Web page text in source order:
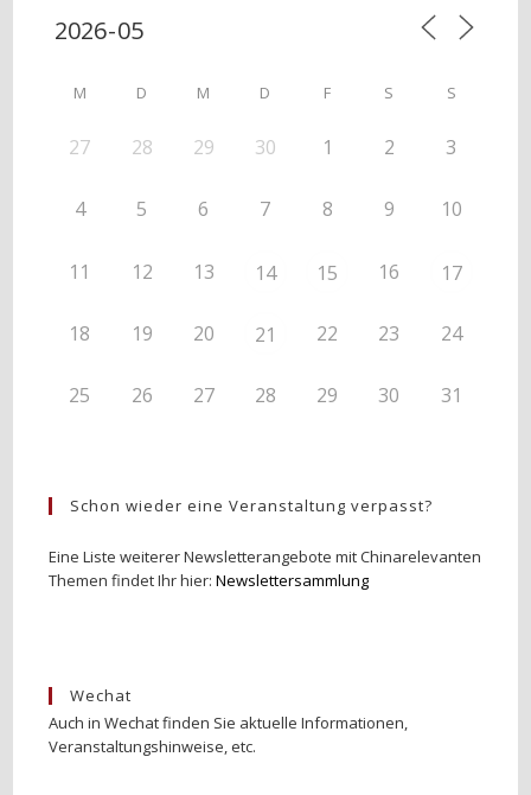
M D M D F S S
27 28 29 30 1 2 3
4 5 6 7 8 9 10
11 12 13 14 15 16 17
18 19 20 21 22 23 24
25 26 27 28 29 30 31
Schon wieder eine Veranstaltung verpasst?
Eine Liste weiterer Newsletterangebote mit Chinarelevanten
Themen findet Ihr hier:Newslettersammlung
Wechat
Auch in Wechat finden Sie aktuelle Informationen,
Veranstaltungshinweise, etc.